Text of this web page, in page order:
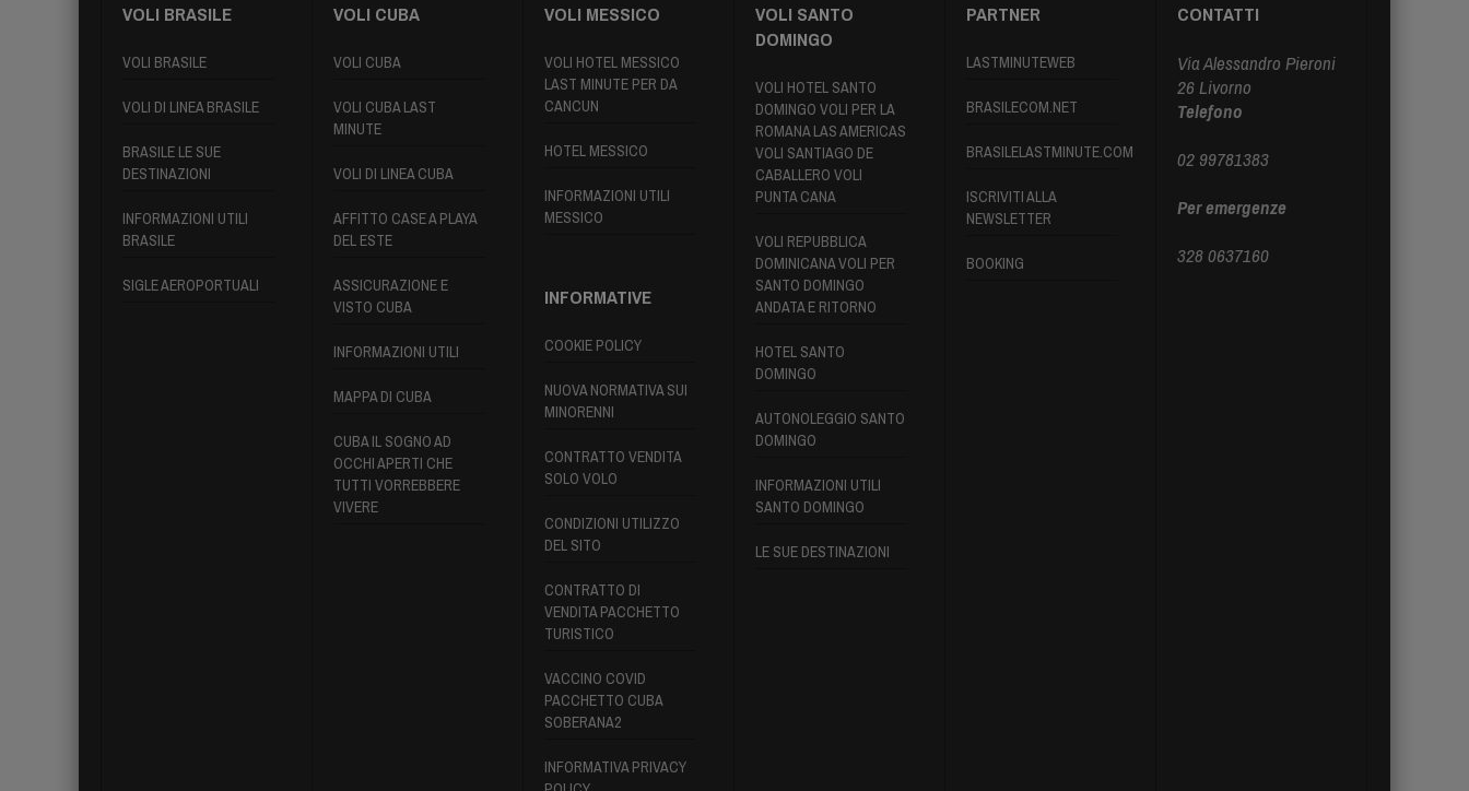
VOLI BRASILE
VOLI BRASILE
VOLI DI LINEA BRASILE
BRASILE LE SUE
DESTINAZIONI
INFORMAZIONI UTILI
BRASILE
SIGLE AEROPORTUALI
VOLI CUBA
VOLI CUBA
VOLI CUBA LAST
MINUTE
VOLI DI LINEA CUBA
AFFITTO CASE A PLAYA
DEL ESTE
ASSICURAZIONE E
VISTO CUBA
INFORMAZIONI UTILI
MAPPA DI CUBA
CUBA IL SOGNO AD
OCCHI APERTI CHE
TUTTI VORREBBERE
VIVERE
VOLI MESSICO
VOLI HOTEL MESSICO
LAST MINUTE PER DA
CANCUN
HOTEL MESSICO
INFORMAZIONI UTILI
MESSICO
INFORMATIVE
COOKIE POLICY
NUOVA NORMATIVA SUI
MINORENNI
CONTRATTO VENDITA
SOLO VOLO
CONDIZIONI UTILIZZO
DEL SITO
CONTRATTO DI
VENDITA PACCHETTO
TURISTICO
VACCINO COVID
PACCHETTO CUBA
SOBERANA2
INFORMATIVA PRIVACY
VOLI SANTO
DOMINGO
VOLI HOTEL SANTO
DOMINGO VOLI PER LA
ROMANA LAS AMERICAS
VOLI SANTIAGO DE
CABALLERO VOLI
PUNTA CANA
VOLI REPUBBLICA
DOMINICANA VOLI PER
SANTO DOMINGO
ANDATA E RITORNO
HOTEL SANTO
DOMINGO
AUTONOLEGGIO SANTO
DOMINGO
INFORMAZIONI UTILI
SANTO DOMINGO
LE SUE DESTINAZIONI
PARTNER
LASTMINUTEWEB
BRASILECOM.NET
BRASILELASTMINUTE.COM
ISCRIVITI ALLA
NEWSLETTER
BOOKING
CONTATTI
Via Alessandro Pieroni
26 Livorno
Telefono
02 99781383
Per emergenze
328 0637160